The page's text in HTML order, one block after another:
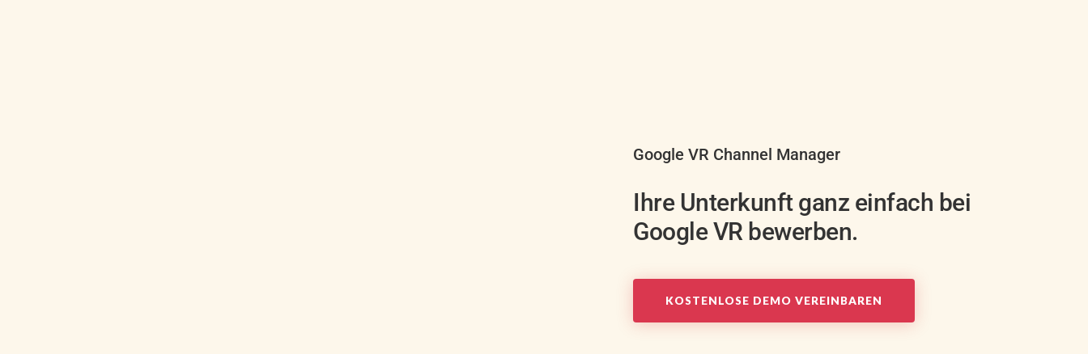
Google VR Channel Manager
Ihre Unterkunft ganz einfach bei
Google VR bewerben.
KOSTENLOSE DEMO VEREINBAREN